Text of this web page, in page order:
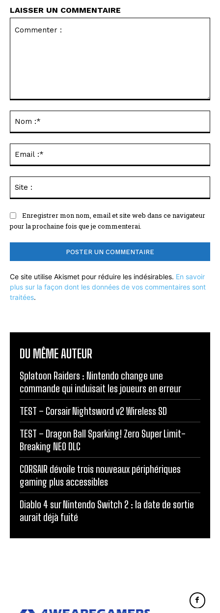
LAISSER UN COMMENTAIRE
Enregistrer mon nom, email et site web dans ce navigateur
pour la prochaine fois que je commenterai.
Ce site utilise Akismet pour réduire les indésirables. En savoir
plus sur la façon dont les données de vos commentaires sont
traitées.
DU MÊME AUTEUR
Splatoon Raiders : Nintendo change une
commande qui induisait les joueurs en erreur
TEST – Corsair Nightsword v2 Wireless SD
TEST – Dragon Ball Sparking! Zero Super Limit-
Breaking NEO DLC
CORSAIR dévoile trois nouveaux périphériques
gaming plus accessibles
Diablo 4 sur Nintendo Switch 2 : la date de sortie
aurait déjà fuité